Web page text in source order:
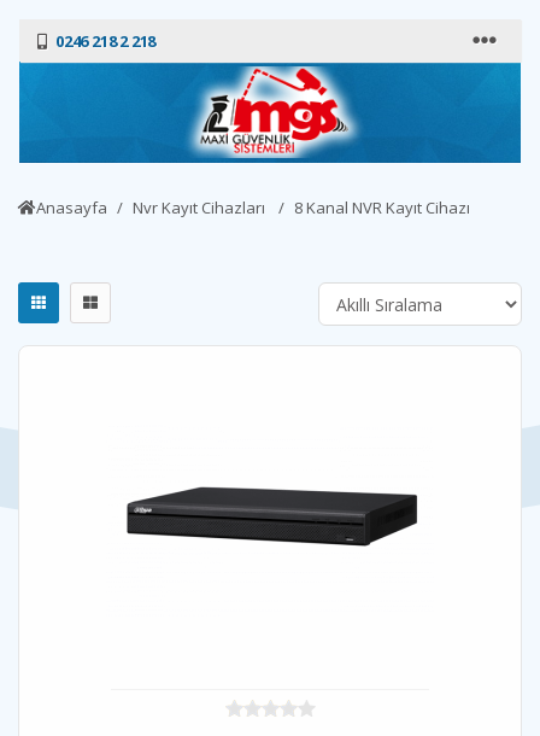
0246 218 2 218
Anasayfa Nvr Kayıt Cihazları 8 Kanal NVR Kayıt Cihazı